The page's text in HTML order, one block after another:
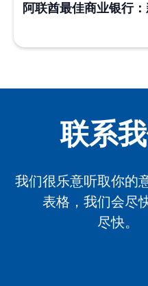
阿联酋最佳商业银行
联系
我们很乐意听取你的
表格，我们会尽
尽快。